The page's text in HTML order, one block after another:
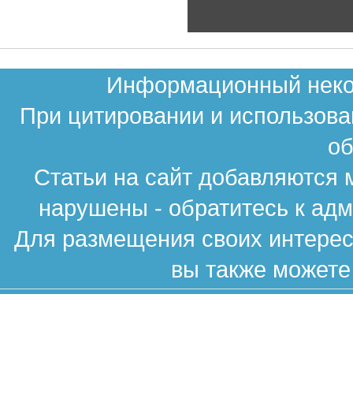
Информационный
При цитировании и
Статьи на сайт
нарушены - обратитесь к
Для размещения своих
вы также